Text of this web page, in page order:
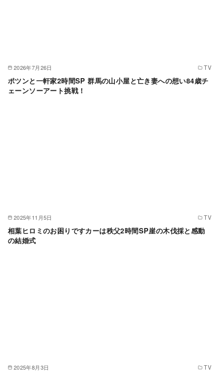
2026年7月26日 TV
ポツンと一軒家2時間SP 群馬の山小屋と亡き妻への想い84歳チ
ェーンソーアート挑戦！
2025年11月5日 TV
相葉ヒロミのお困りですカーは秩父2時間SP崖の木伐採と感動
の結婚式
2025年8月3日 TV